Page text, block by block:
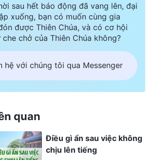
hay sai. Điều tôi nên làm là
phận của loài thọ tạo, sau đó
lẽ thật mà mình hiểu để thỏa
Trời và không đi lệch khỏi con
(Làm thế nào để biết quyền tối thượng
trước tiên ngươi phải nghĩ về
liên quan đến con người, sự
đã gặp phải; chính là từ
sau hết báo động đã vang lên, đại
xuống, bạn có muốn cùng gia
được Thiên Chúa, và có cơ hội
chở của Thiên Chúa không?
hệ với chúng tôi qua Messenger
quan
Điều gì ẩn sau việc không
chịu lên tiếng